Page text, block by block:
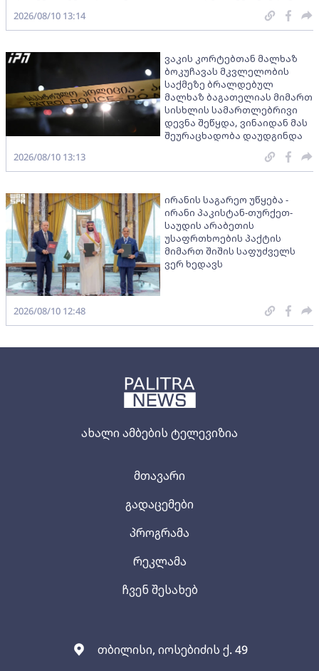
ახალი ამბების ტელევიზია
თბილისი, იოსებიძის ქ. 49
მთავარი
გადაცემები
პროგრამა
რეკლამა
ჩვენ შესახებ
2026/08/10 13:14
ვაკის კორტებთან მალხაზ
ბოკუჩავას მკვლელობის
საქმეზე ბრალდებულ
მალხაზ ბაგათელიას მიმართ
სისხლის სამართლებრივი
დევნა შეწყდა, ვინაიდან მას
შეურაცხადობა დაუდგინდა
2026/08/10 13:13
ირანის საგარეო უწყება -
ირანი პაკისტან-თურქეთ-
საუდის არაბეთის
უსაფრთხოების პაქტის
მიმართ შიშის საფუძველს
ვერ ხედავს
2026/08/10 12:48